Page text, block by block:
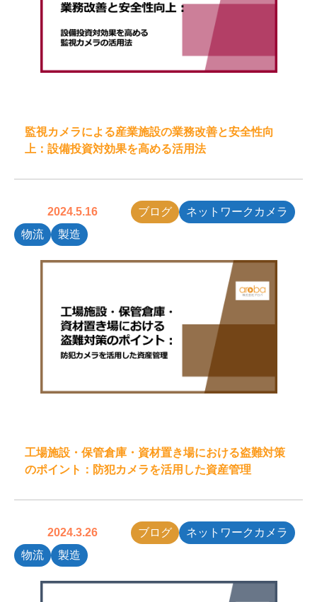
監視カメラによる産業施設の業務改善と安全性向
上：設備投資対効果を高める活用法
2024.5.16 ブログ
ネットワークカメラ
物流
製造
工場施設・保管倉庫・資材置き場における盗難対策
のポイント：防犯カメラを活用した資産管理
2024.3.26 ブログ
ネットワークカメラ
物流
製造